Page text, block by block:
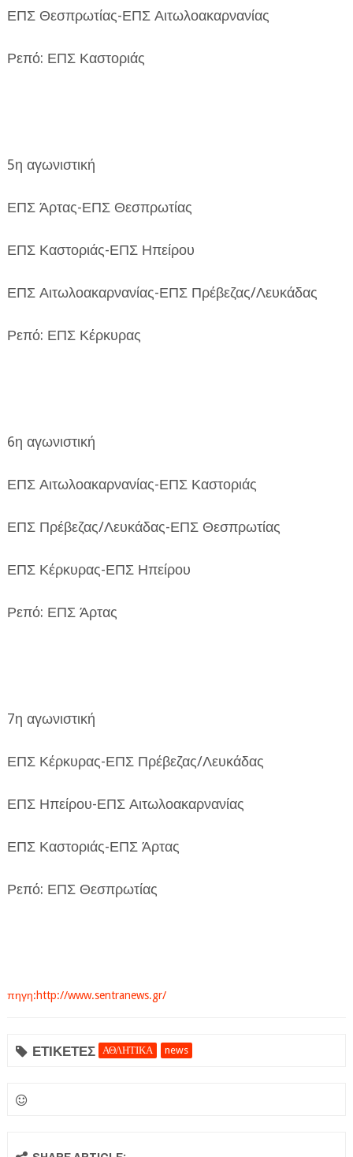
ΕΠΣ Θεσπρωτίας-ΕΠΣ Αιτωλοακαρνανίας
Ρεπό: ΕΠΣ Καστοριάς
5η αγωνιστική
ΕΠΣ Άρτας-ΕΠΣ Θεσπρωτίας
ΕΠΣ Καστοριάς-ΕΠΣ Ηπείρου
ΕΠΣ Αιτωλοακαρνανίας-ΕΠΣ Πρέβεζας/Λευκάδας
Ρεπό: ΕΠΣ Κέρκυρας
6η αγωνιστική
ΕΠΣ Αιτωλοακαρνανίας-ΕΠΣ Καστοριάς
ΕΠΣ Πρέβεζας/Λευκάδας-ΕΠΣ Θεσπρωτίας
ΕΠΣ Κέρκυρας-ΕΠΣ Ηπείρου
Ρεπό: ΕΠΣ Άρτας
7η αγωνιστική
ΕΠΣ Κέρκυρας-ΕΠΣ Πρέβεζας/Λευκάδας
ΕΠΣ Ηπείρου-ΕΠΣ Αιτωλοακαρνανίας
ΕΠΣ Καστοριάς-ΕΠΣ Άρτας
Ρεπό: ΕΠΣ Θεσπρωτίας
πηγη:http://www.sentranews.gr/
ΕΤΙΚΕΤΕΣ ΑΘΛΗΤΙΚΑ news